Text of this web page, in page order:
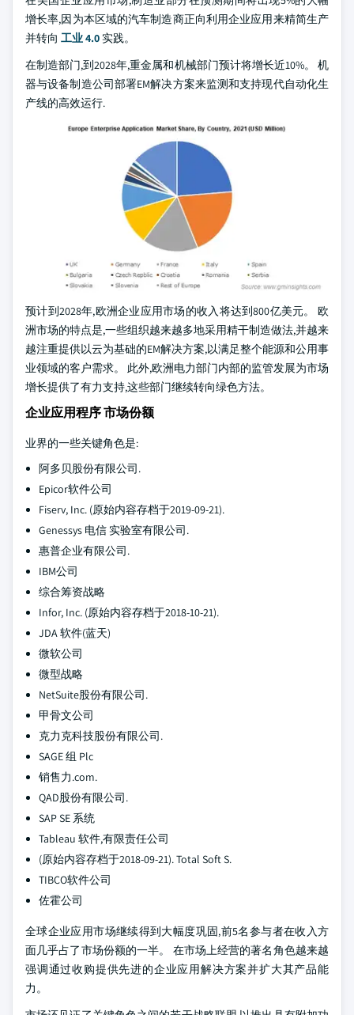
增长率,因为本区域的汽车制造商正向利用企业应用来精简生产
并转向 工业 4.0实践。
在制造部门,到2028年,重金属和机械部门预计将增长近10%。 机
器与设备制造公司部署EM解决方案来监测和支持现代自动化生
产线的高效运行.
预计到2028年,欧洲企业应用市场的收入将达到800亿美元。 欧
洲市场的特点是,一些组织越来越多地采用精干制造做法,并越来
越注重提供以云为基础的EM解决方案,以满足整个能源和公用事
业领域的客户需求。 此外,欧洲电力部门内部的监管发展为市场
增长提供了有力支持,这些部门继续转向绿色方法。
企业应用程序 市场份额
业界的一些关键角色是:
阿多贝股份有限公司.
Epicor软件公司
Fiserv, Inc. (原始内容存档于2019-09-21).
Genessys 电信 实验室有限公司.
惠普企业有限公司.
IBM公司
综合筹资战略
Infor, Inc. (原始内容存档于2018-10-21).
JDA 软件(蓝天)
微软公司
微型战略
NetSuite股份有限公司.
甲骨文公司
克力克科技股份有限公司.
SAGE 组 Plc
销售力.com.
QAD股份有限公司.
SAP SE 系统
Tableau 软件,有限责任公司
(原始内容存档于2018-09-21). Total Soft S.
TIBCO软件公司
佐霍公司
全球企业应用市场继续得到大幅度巩固,前5名参与者在收入方
面几乎占了市场份额的一半。 在市场上经营的著名角色越来越
强调通过收购提供先进的企业应用解决方案并扩大其产品能
力。